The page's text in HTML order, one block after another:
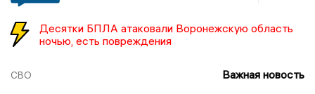
Десятки БПЛА атаковали Воронежскую область
ночью, есть повреждения
СВО Важная новость